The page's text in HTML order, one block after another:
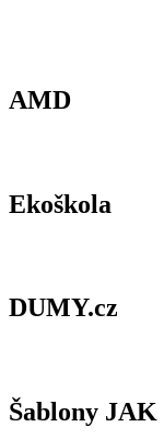
AMD
Ekoškola
DUMY.cz
Šablony JAK